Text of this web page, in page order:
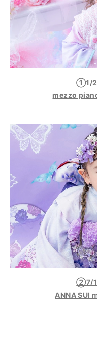
①1/2
mezzo
②7/1
ANNA SUI